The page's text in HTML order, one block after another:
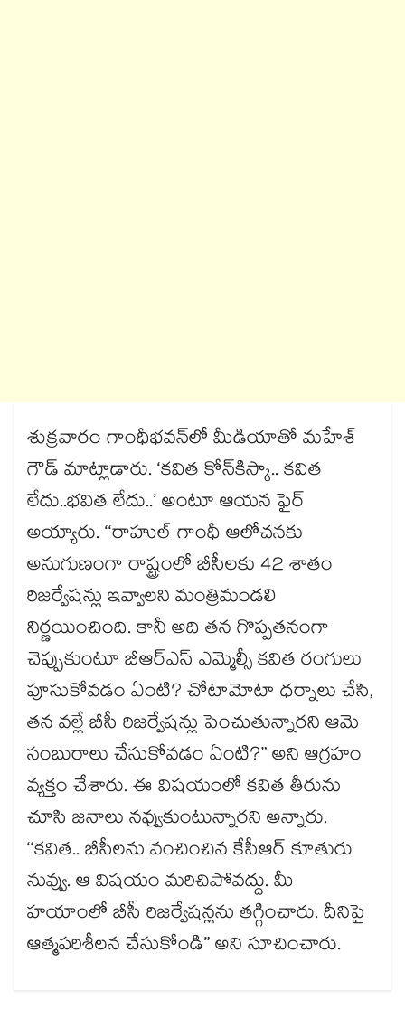
శుక్రవారం గాంధీభవన్‌లో మీడియాతో మహేశ్
గౌడ్ మాట్లాడారు. ‘కవిత కోన్‌కిస్కా.. కవిత
లేదు..భవిత లేదు..’ అంటూ ఆయన ఫైర్
అయ్యారు. ‘‘రాహుల్ గాంధీ ఆలోచనకు
అనుగుణంగా రాష్ట్రంలో బీసీలకు 42 శాతం
రిజర్వేషన్లు ఇవ్వాలని మంత్రిమండలి
నిర్ణయించింది. కానీ అది తన గొప్పతనంగా
చెప్పుకుంటూ బీఆర్ఎస్ ఎమ్మెల్సీ కవిత రంగులు
పూసుకోవడం ఏంటి? చోటామోటా ధర్నాలు చేసి,
తన వల్లే బీసీ రిజర్వేషన్లు పెంచుతున్నారని ఆమె
సంబురాలు చేసుకోవడం ఏంటి?” అని ఆగ్రహం
వ్యక్తం చేశారు. ఈ విషయంలో కవిత తీరును
చూసి జనాలు నవ్వుకుంటున్నారని అన్నారు.
‘‘కవిత.. బీసీలను వంచించిన కేసీఆర్ కూతురు
నువ్వు. ఆ విషయం మరిచిపోవద్దు. మీ
హయాంలో బీసీ రిజర్వేషన్లను తగ్గించారు. దీనిపై
ఆత్మపరిశీలన చేసుకోండి” అని సూచించారు.